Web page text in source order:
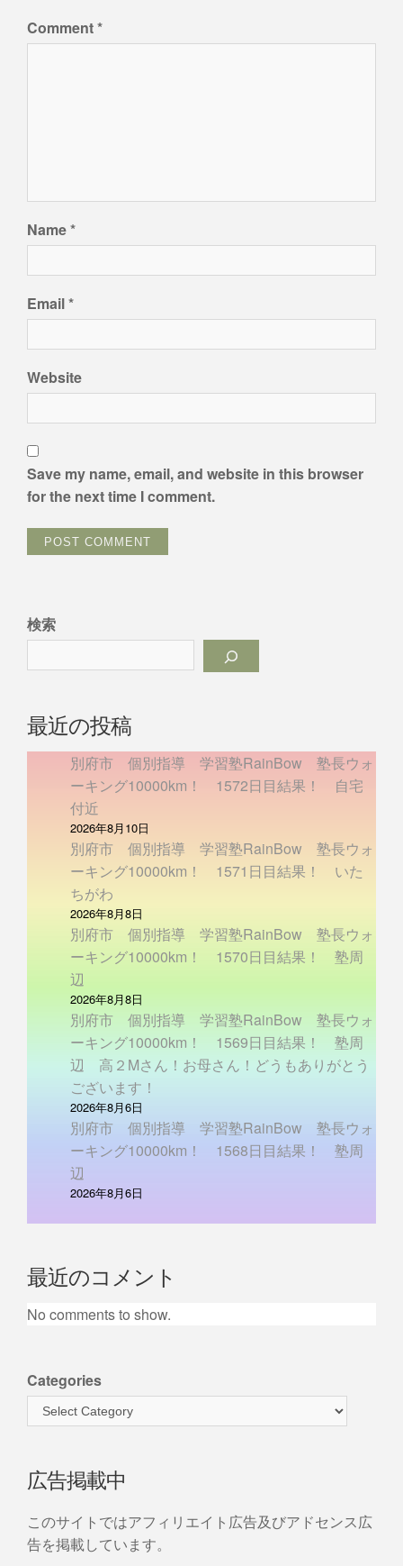
Comment*
Name*
Email*
Website
Save my name, email, and website in this browser
for the next time I comment.
検索
最近の投稿
別府市 個別指導 学習塾RainBow 塾長ウォ
ーキング10000km！ 1572日目結果！ 自宅
付近
2026年8月10日
別府市 個別指導 学習塾RainBow 塾長ウォ
ーキング10000km！ 1571日目結果！ いた
ちがわ
2026年8月8日
別府市 個別指導 学習塾RainBow 塾長ウォ
ーキング10000km！ 1570日目結果！ 塾周
辺
2026年8月8日
別府市 個別指導 学習塾RainBow 塾長ウォ
ーキング10000km！ 1569日目結果！ 塾周
辺 高２Mさん！お母さん！どうもありがとう
ございます！
2026年8月6日
別府市 個別指導 学習塾RainBow 塾長ウォ
ーキング10000km！ 1568日目結果！ 塾周
辺
2026年8月6日
最近のコメント
No comments to show.
Categories
広告掲載中
このサイトではアフィリエイト広告及びアドセンス広
告を掲載しています。